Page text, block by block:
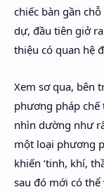
chiếc bàn gần
dự, đầu tiên giở
thiệu có quan hệ
Xem sơ qua, bên
phương pháp chế
nhìn dường như
một loại phương
khiến ‘tinh, khí,
sau đó mới có